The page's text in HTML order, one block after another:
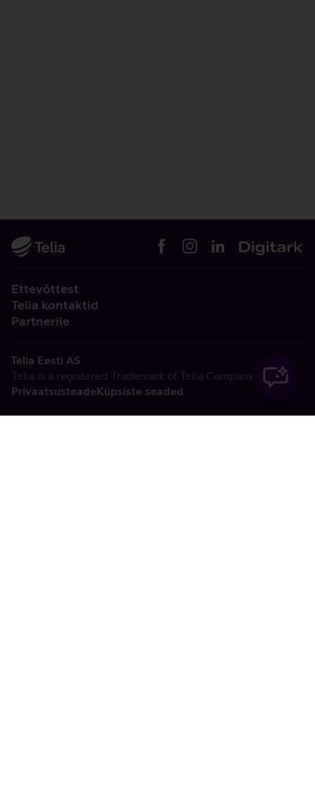
Ettevõttest
Telia kontaktid
Partnerile
Telia Eesti AS
Telia is a registered Trademark of Telia Company AB
PrivaatsusteadeKüpsiste seaded